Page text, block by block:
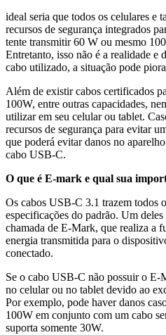
ideal seria que todos os celulares e
recursos de segurança integrados
tente transmitir 60 W ou mesmo
Entretanto, isso não é a realidade e
cabo utilizado, a situação pode
Além de existir cabos certificados
100W, entre outras capacidades,
utilizar em seu celular ou tablet.
recursos de segurança para evitar
que poderá evitar danos no
cabo USB-C.
O que é E-mark e qual sua
Os cabos USB-C 3.1 trazem todos
especificações do padrão. Um
chamada de E-Mark, que realiza a
energia transmitida para o
conectado.
Se o cabo USB-C não possuir o E-
no celular ou no tablet devido ao
Por exemplo, pode haver danos
100W em conjunto com um cabo
suporta somente 30W.